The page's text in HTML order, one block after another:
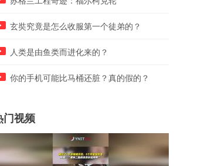
02:50
高乐抛来橄榄枝，
72年田中角荣三个字惹怒周
玄奘究竟是怎么收服第一个徒弟的？
人类是由鱼类而进化来的？
你的手机可能比马桶还脏？真的假的？
门视频